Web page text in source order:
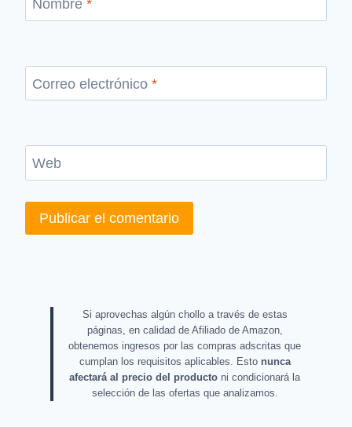
Nombre *
Correo electrónico *
Web
Si aprovechas algún chollo a través de estas
páginas, en calidad de Afiliado de Amazon,
obtenemos ingresos por las compras adscritas que
cumplan los requisitos aplicables. Esto nunca
afectará al precio del producto ni condicionará la
selección de las ofertas que analizamos.